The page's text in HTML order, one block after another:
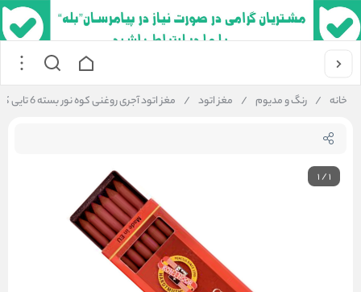
خانه / رنگ و مدیوم / مغز اتود / مغز اتود آجری روغنی کوه نور بسته 6 تایی کد 4373
1/1